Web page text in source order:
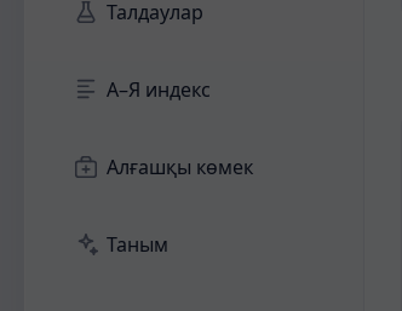
Талдаулар
А–Я индекс
Алғашқы көмек
Таным